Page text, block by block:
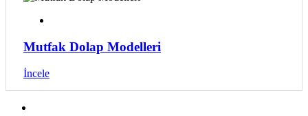
Mutfak Dolap Modelleri
İncele